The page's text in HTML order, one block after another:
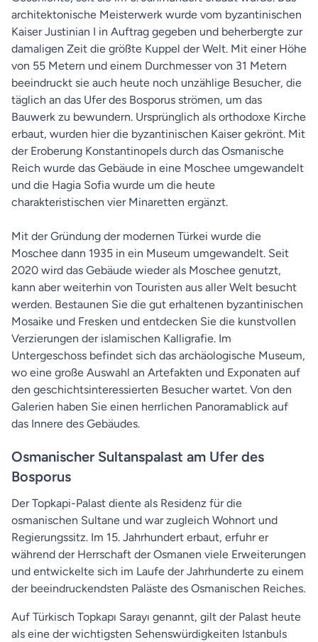
architektonische Meisterwerk wurde vom byzantinischen
Kaiser Justinian I in Auftrag gegeben und beherbergte zur
damaligen Zeit die größte Kuppel der Welt. Mit einer Höhe
von 55 Metern und einem Durchmesser von 31 Metern
beeindruckt sie auch heute noch unzählige Besucher, die
täglich an das Ufer des Bosporus strömen, um das
Bauwerk zu bewundern. Ursprünglich als orthodoxe Kirche
erbaut, wurden hier die byzantinischen Kaiser gekrönt. Mit
der Eroberung Konstantinopels durch das Osmanische
Reich wurde das Gebäude in eine Moschee umgewandelt
und die Hagia Sofia wurde um die heute
charakteristischen vier Minaretten ergänzt.
Mit der Gründung der modernen Türkei wurde die
Moschee dann 1935 in ein Museum umgewandelt. Seit
2020 wird das Gebäude wieder als Moschee genutzt,
kann aber weiterhin von Touristen aus aller Welt besucht
werden. Bestaunen Sie die gut erhaltenen byzantinischen
Mosaike und Fresken und entdecken Sie die kunstvollen
Verzierungen der islamischen Kalligrafie. Im
Untergeschoss befindet sich das archäologische Museum,
wo eine große Auswahl an Artefakten und Exponaten auf
den geschichtsinteressierten Besucher wartet. Von den
Galerien haben Sie einen herrlichen Panoramablick auf
das Innere des Gebäudes.
Osmanischer Sultanspalast am Ufer des
Bosporus
Der Topkapi-Palast diente als Residenz für die
osmanischen Sultane und war zugleich Wohnort und
Regierungssitz. Im 15. Jahrhundert erbaut, erfuhr er
während der Herrschaft der Osmanen viele Erweiterungen
und entwickelte sich im Laufe der Jahrhunderte zu einem
der beeindruckendsten Paläste des Osmanischen Reiches.
Auf Türkisch Topkapı Sarayı genannt, gilt der Palast heute
als eine der wichtigsten Sehenswürdigkeiten Istanbuls